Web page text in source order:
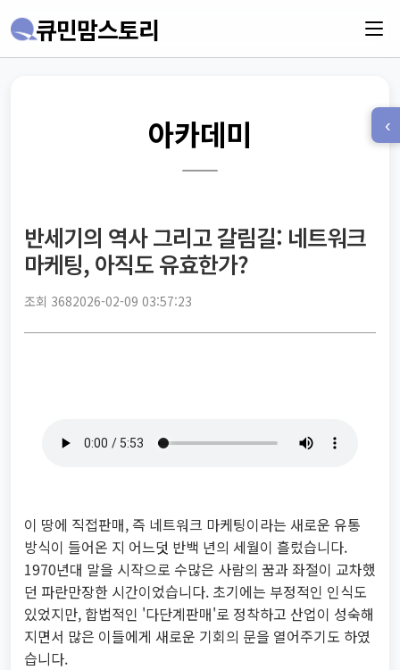
큐민맘스토리
아카데미
반세기의 역사 그리고 갈림길: 네트워크
마케팅, 아직도 유효한가?
조회 3682026-02-09 03:57:23
이 땅에 직접판매, 즉 네트워크 마케팅이라는 새로운 유통
방식이 들어온 지 어느덧 반백 년의 세월이 흘렀습니다.
1970년대 말을 시작으로 수많은 사람의 꿈과 좌절이 교차했
던 파란만장한 시간이었습니다. 초기에는 부정적인 인식도
있었지만, 합법적인 '다단계판매'로 정착하고 산업이 성숙해
지면서 많은 이들에게 새로운 기회의 문을 열어주기도 하였
습니다.
‹